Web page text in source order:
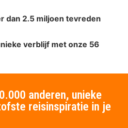
dan 2.5 miljoen tevreden
verblijf met onze 56
anderen, unieke
reisinspiratie in je